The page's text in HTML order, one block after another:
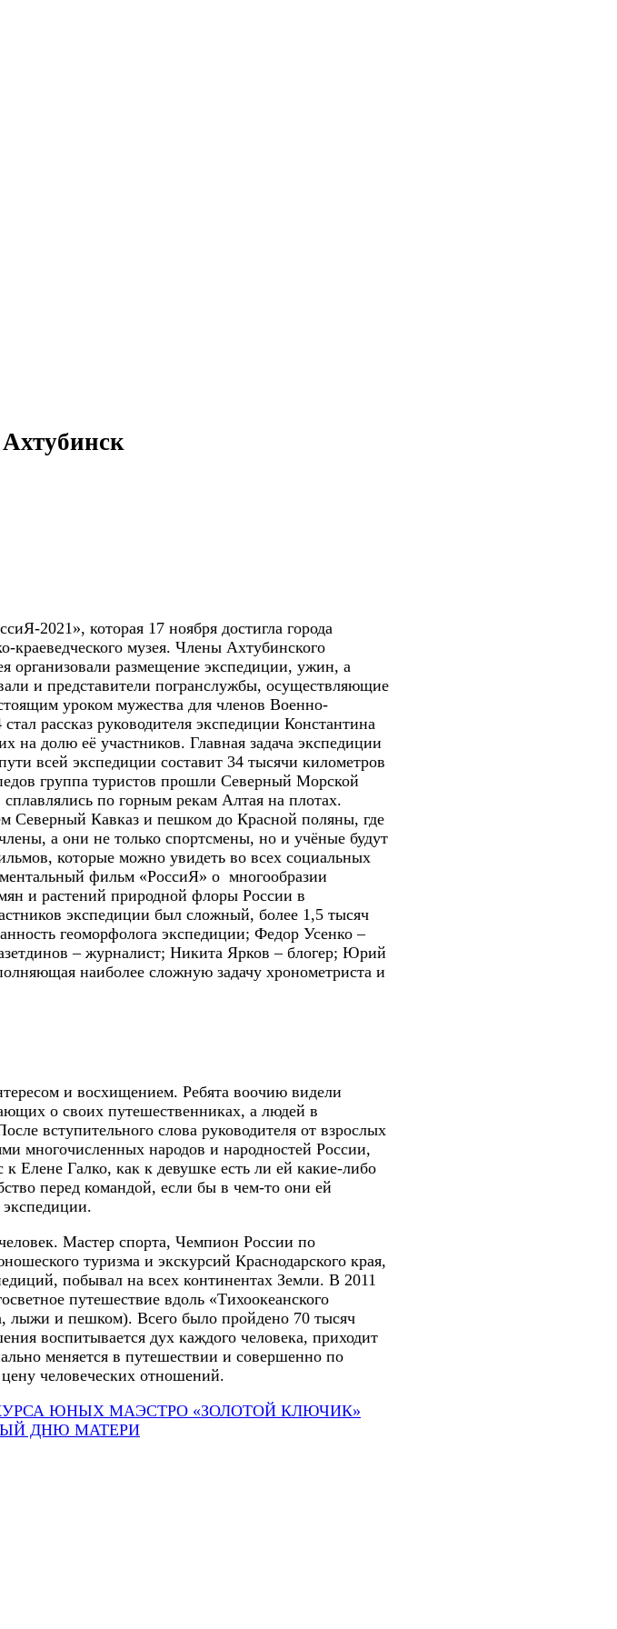
2021», которая 17 ноября достигла города
краеведческого музея. Члены Ахтубинского
организовали размещение экспедиции, ужин, а
и представители погранслужбы, осуществляющие
уроком мужества для членов Военно-
рассказ руководителя экспедиции Константина
на долю её участников. Главная задача экспедиции
всей экспедиции составит 34 тысячи километров
группа туристов прошли Северный Морской
по горным рекам Алтая на плотах.
Северный Кавказ и пешком до Красной поляны, где
а они не только спортсмены, но и учёные будут
которые можно увидеть во всех социальных
фильм «РоссиЯ» о многообразии
и растений природной флоры России в
экспедиции был сложный, более 1,5 тысяч
геоморфолога экспедиции; Федор Усенко –
– журналист; Никита Ярков – блогер; Юрий
наиболее сложную задачу хронометриста и
и восхищением. Ребята воочию видели
о своих путешественниках, а людей в
вступительного слова руководителя от взрослых
многочисленных народов и народностей России,
Елене Галко, как к девушке есть ли ей какие-либо
перед командой, если бы в чем-то они ей
Мастер спорта, Чемпион России по
туризма и экскурсий Краснодарского края,
побывал на всех континентах Земли. В 2011
путешествие вдоль «Тихоокеанского
лыжи и пешком). Всего было пройдено 70 тысяч
воспитывается дух каждого человека, приходит
меняется в путешествии и совершенно по
человеческих отношений.
ЮНЫХ МАЭСТРО «ЗОЛОТОЙ КЛЮЧИК»
ДНЮ МАТЕРИ